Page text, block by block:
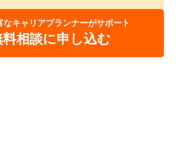
なキャリアプランナーがサポート
料相談に申し込む